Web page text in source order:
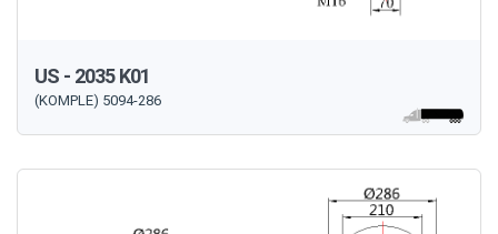
US - 2035 K01
(KOMPLE) 5094-286